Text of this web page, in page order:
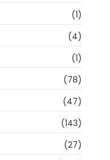
(1)
(4)
(1)
(78)
(47)
(143)
(27)